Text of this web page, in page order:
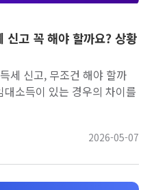
신고 꼭 해야 할까요? 상황
세 신고, 무조건 해야 할까
대소득이 있는 경우의 차이를
2026-05-07